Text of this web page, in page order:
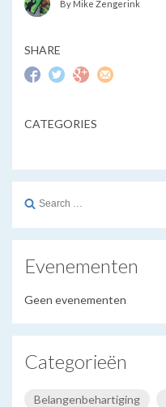
By Mike Zengerink
SHARE
CATEGORIES
Search
Evenementen
Geen evenementen
Categorieën
Belangenbehartiging